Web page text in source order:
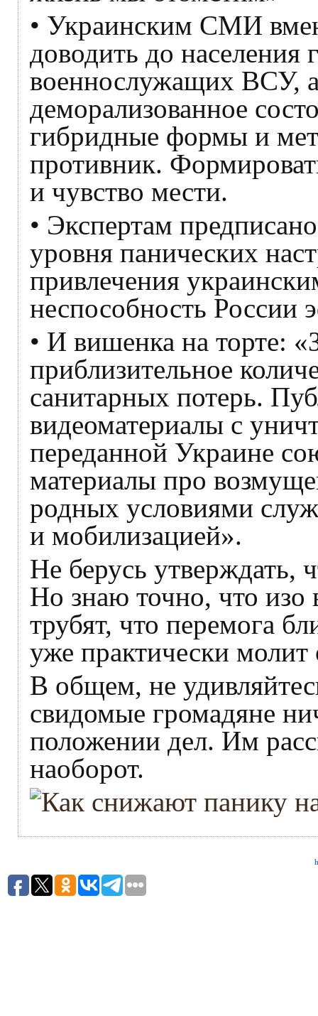
• Украинским СМИ
доводить до населения
военнослужащих ВСУ,
деморализованное
гибридные формы и
противник.
и чувство мести.
• Экспертам
уровня панических
привлечения
неспособность России
• И вишенка на торте:
приблизительное
санитарных потерь.
видеоматериалы с
переданной Украине
материалы про
родных условиями
и мобилизацией».
Не берусь утверждать,
Но знаю точно, что изо
трубят, что перемога
уже практически
В общем, не
свидомые громадяне
положении дел. Им
наоборот.